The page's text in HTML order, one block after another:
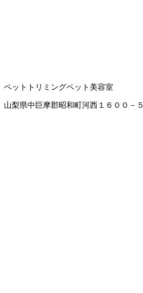
ペットトリミングペット美容室
山梨県中巨摩郡昭和町河西１６００－５